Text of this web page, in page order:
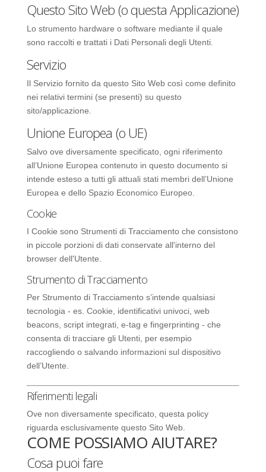
Questo Sito Web (o questa Applicazione)
Lo strumento hardware o software mediante il quale
sono raccolti e trattati i Dati Personali degli Utenti.
Servizio
Il Servizio fornito da questo Sito Web così come definito
nei relativi termini (se presenti) su questo
sito/applicazione.
Unione Europea (o UE)
Salvo ove diversamente specificato, ogni riferimento
all’Unione Europea contenuto in questo documento si
intende esteso a tutti gli attuali stati membri dell’Unione
Europea e dello Spazio Economico Europeo.
Cookie
I Cookie sono Strumenti di Tracciamento che consistono
in piccole porzioni di dati conservate all'interno del
browser dell'Utente.
Strumento di Tracciamento
Per Strumento di Tracciamento s’intende qualsiasi
tecnologia - es. Cookie, identificativi univoci, web
beacons, script integrati, e-tag e fingerprinting - che
consenta di tracciare gli Utenti, per esempio
raccogliendo o salvando informazioni sul dispositivo
dell’Utente.
Riferimenti legali
Ove non diversamente specificato, questa policy
riguarda esclusivamente questo Sito Web.
COME POSSIAMO AIUTARE?
Cosa puoi fare